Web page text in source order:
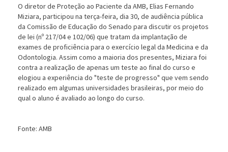
O diretor de Proteção ao Paciente da AMB, Elias Fernando
Miziara, participou na terça-feira, dia 30, de audiência pública
da Comissão de Educação do Senado para discutir os projetos
de lei (nº 217/04 e 102/06) que tratam da implantação de
exames de proficiência para o exercício legal da Medicina e da
Odontologia. Assim como a maioria dos presentes, Miziara foi
contra a realização de apenas um teste ao final do curso e
elogiou a experiência do "teste de progresso" que vem sendo
realizado em algumas universidades brasileiras, por meio do
qual o aluno é avaliado ao longo do curso.
Fonte: AMB